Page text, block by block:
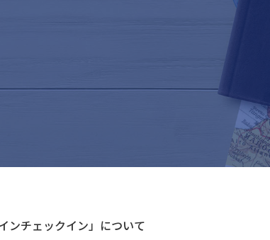
ンチェックイン」について